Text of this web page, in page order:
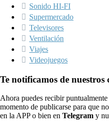
Sonido HI-FI
Supermercado
Televisores
Ventilación
Viajes
Videojuegos
Te notificamos de nuestros
Ahora puedes recibir
momento de publicarse para que
en la APP o bien en Telegram y